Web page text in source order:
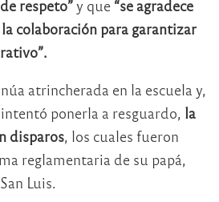
respeto”y que “se agradece
colaboración para garantizar
atrincherada en la escuela y,
ponerla a resguardo, la
disparos , los cuales fueron
reglamentaria de su papá,
Luis.